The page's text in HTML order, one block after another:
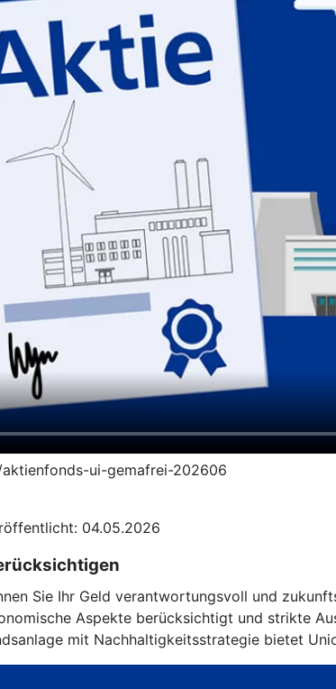
ui-gemafrei-202606
04.05.2026
Sie Ihr Geld verantwortungsvoll und
Aspekte berücksichtigt und strikte
mit Nachhaltigkeitsstrategie bietet